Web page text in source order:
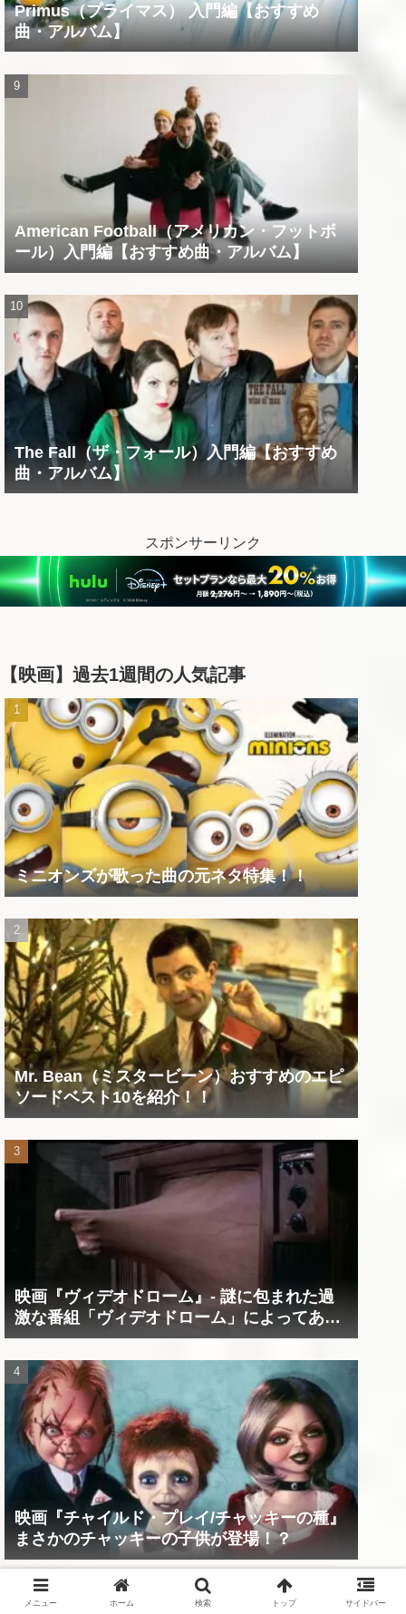
Primus（プライマス） 入門編【おすすめ
曲・アルバム】
American Football（アメリカン・フットボ
ール）入門編【おすすめ曲・アルバム】
The Fall（ザ・フォール）入門編【おすすめ
曲・アルバム】
スポンサーリンク
【映画】過去1週間の人気記事
ミニオンズが歌った曲の元ネタ特集！！
Mr. Bean（ミスタービーン）おすすめのエピ
ソードベスト10を紹介！！
映画『ヴィデオドローム』‐ 謎に包まれた過
激な番組「ヴィデオドローム」によってあな
たの精神は蝕まれる！
映画『チャイルド・プレイ/チャッキーの種』
まさかのチャッキーの子供が登場！？
メニュー ホーム 検索 トップ サイドバー